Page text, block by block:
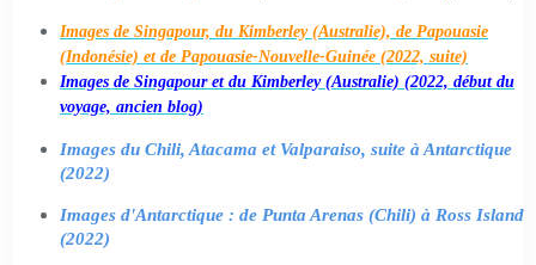
Images de Singapour, du Kimberley (Australie), de Papouasie
(Indonésie) et de Papouasie-Nouvelle-Guinée (2022, suite)
Images de Singapour et du Kimberley (Australie) (2022, début du
voyage, ancien blog)
Images du Chili, Atacama et Valparaiso, suite à Antarctique
(2022)
Images d'Antarctique : de Punta Arenas (Chili) à Ross Island
(2022)